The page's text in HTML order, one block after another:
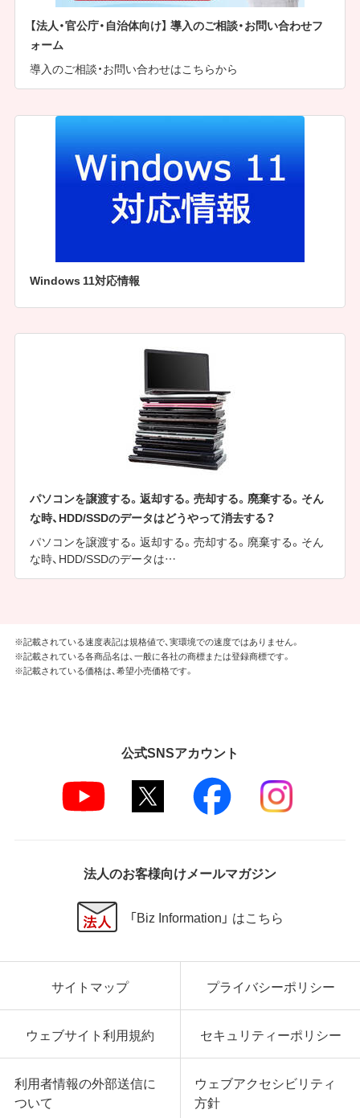
【法人・官公庁・自治体向け】 導入のご相談・お問い合わせフ
ォーム
導入のご相談・お問い合わせはこちらから
Windows 11対応情報
パソコンを譲渡する。返却する。売却する。廃棄する。そん
な時、HDD/SSDのデータはどうやって消去する？
パソコンを譲渡する。返却する。売却する。廃棄する。そん
な時、HDD/SSDのデータは…
※記載されている速度表記は規格値で、実環境での速度ではありません。
※記載されている各商品名は、一般に各社の商標または登録商標です。
※記載されている価格は、希望小売価格です。
公式SNSアカウント
法人のお客様向けメールマガジン
「Biz Information」 はこちら
サイトマップ プライバシーポリシー
ウェブサイト利用規約 セキュリティーポリシー
利用者情報の外部送信に
ついて
ウェブアクセシビリティ
方針